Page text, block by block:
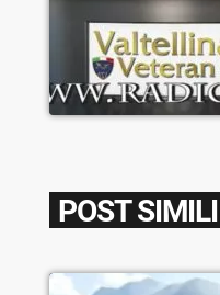
POST SIMILI